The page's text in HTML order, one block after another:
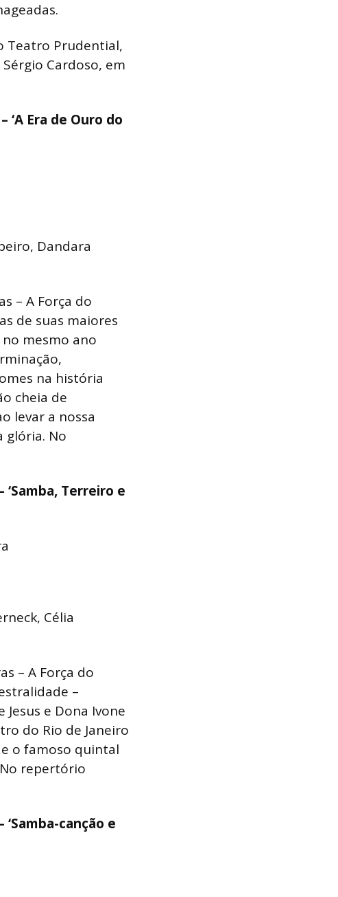
Teatro Prudential,
Cardoso, em
‘A Era de Ouro do
Dandara
– A Força do
de suas maiores
no mesmo ano
na história
cheia de
levar a nossa
glória. No
‘Samba, Terreiro e
Célia
– A Força do
–
e Dona Ivone
do Rio de Janeiro
o famoso quintal
repertório
‘Samba-canção e